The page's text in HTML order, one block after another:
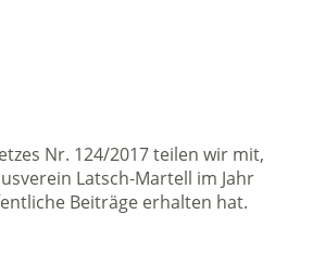
Nr. 124/2017 teilen wir mit,
Latsch-Martell im Jahr
Beiträge erhalten hat.